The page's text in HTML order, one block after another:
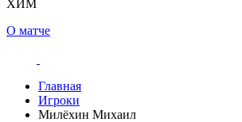
ХИМ
О матче
Главная
Игроки
Милёхин Михаил